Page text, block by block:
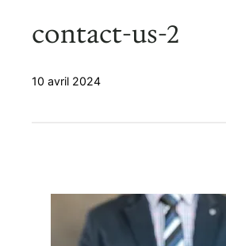
contact-us-2
10 avril 2024